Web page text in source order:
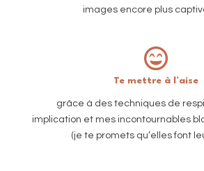
images encore plus

Te mettre à l’aise
grâce à des techniques de
implication et mes incontournables
(je te promets qu’elles font